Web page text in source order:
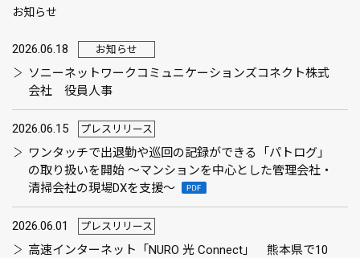
お知らせ
2026.06.18 お知らせ
ソニーネットワークコミュニケーションズコネクト株式
会社 役員人事
2026.06.15 プレスリリース
ワンタッチで出退勤や巡回の記録ができる「パトログ」
の取り扱いを開始 ～マンションを中心とした管理会社・
清掃会社の現場DXを支援～
2026.06.01 プレスリリース
高速インターネット「NURO 光 Connect」 熊本県で10